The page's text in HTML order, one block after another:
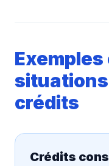
crédits
Crédits